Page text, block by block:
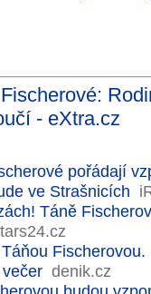
- eXtra.cz
pořádají
ve Strašnicích
Táně
denik.cz